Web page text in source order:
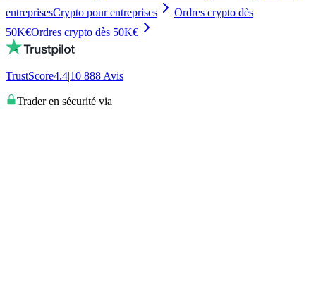
entreprisesCrypto pour entreprises
Ordres crypto dès
50K€Ordres crypto dès 50K€
TrustScore4.4|10 888 Avis
Trader en sécurité via